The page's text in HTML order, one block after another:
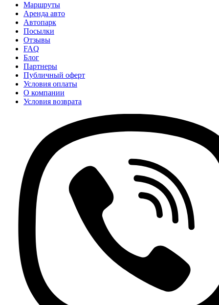
Маршруты
Аренда авто
Автопарк
Посылки
Отзывы
FAQ
Блог
Партнеры
Публичный оферт
Условия оплаты
О компании
Условия возврата